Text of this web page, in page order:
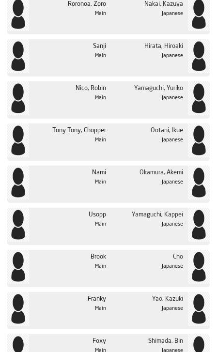
Roronoa, Zoro
Main
Nakai, Kazuya
Japanese
Sanji
Main
Hirata, Hiroaki
Japanese
Nico, Robin
Main
Yamaguchi, Yuriko
Japanese
Tony Tony, Chopper
Main
Ootani, Ikue
Japanese
Nami
Main
Okamura, Akemi
Japanese
Usopp
Main
Yamaguchi, Kappei
Japanese
Brook
Main
Cho
Japanese
Franky
Main
Yao, Kazuki
Japanese
Foxy
Main
Shimada, Bin
Japanese